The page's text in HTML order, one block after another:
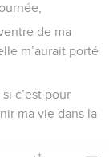
de ma
m’aurait porté
c’est pour
ma vie dans la